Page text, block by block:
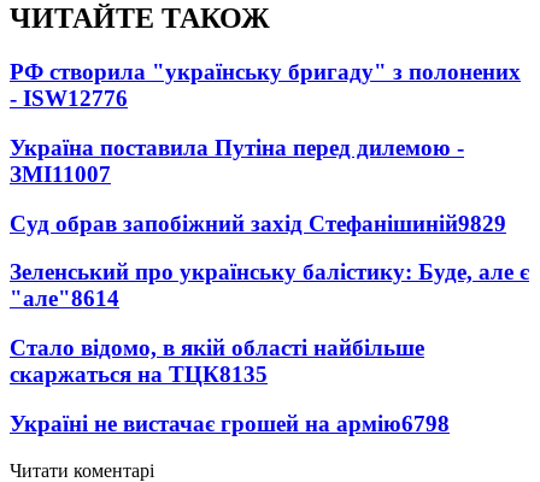
ЧИТАЙТЕ ТАКОЖ
РФ створила "українську бригаду" з полонених
- ISW12776
Україна поставила Путіна перед дилемою -
ЗМІ11007
Суд обрав запобіжний захід Стефанішиній9829
Зеленський про українську балістику: Буде, але є
"але"8614
Стало відомо, в якій області найбільше
скаржаться на ТЦК8135
Україні не вистачає грошей на армію6798
Читати коментарі